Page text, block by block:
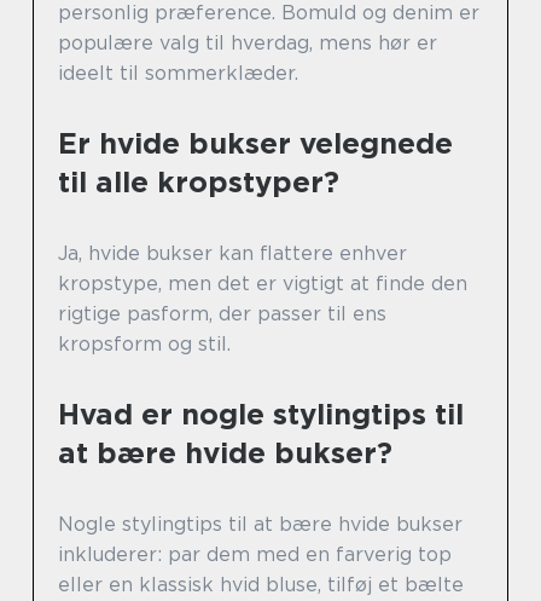
personlig præference. Bomuld og denim er
populære valg til hverdag, mens hør er
ideelt til sommerklæder.
Er hvide bukser velegnede
til alle kropstyper?
Ja, hvide bukser kan flattere enhver
kropstype, men det er vigtigt at finde den
rigtige pasform, der passer til ens
kropsform og stil.
Hvad er nogle stylingtips til
at bære hvide bukser?
Nogle stylingtips til at bære hvide bukser
inkluderer: par dem med en farverig top
eller en klassisk hvid bluse, tilføj et bælte